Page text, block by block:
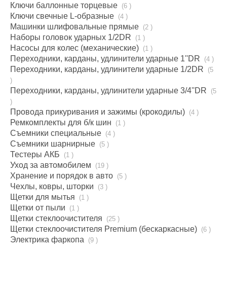
Ключи баллонные торцевые (6 )
Ключи свечные L-образные (4 )
Машинки шлифовальные прямые (2 )
Наборы головок ударных 1/2DR (1 )
Насосы для колес (механические) (1 )
Переходники, карданы, удлинители ударные 1''DR (4 )
Переходники, карданы, удлинители ударные 1/2DR
(5
)
Переходники, карданы, удлинители ударные 3/4''DR
(5
)
Провода прикуривания и зажимы (крокодилы) (4 )
Ремкомплекты для б/к шин (1 )
Съемники специальные (4 )
Съемники шарнирные (5 )
Тестеры АКБ (1 )
Уход за автомобилем (19 )
Хранение и порядок в авто (5 )
Чехлы, ковры, шторки (3 )
Щетки для мытья (1 )
Щетки от пыли (1 )
Щетки стеклоочистителя (25 )
Щетки стеклоочистителя Premium (бескаркаcные) (6 )
Электрика фаркопа (9 )